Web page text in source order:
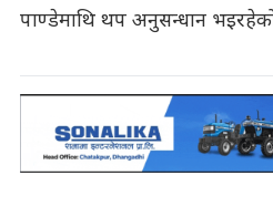
पाण्डेमाथि थप अनुसन्धान